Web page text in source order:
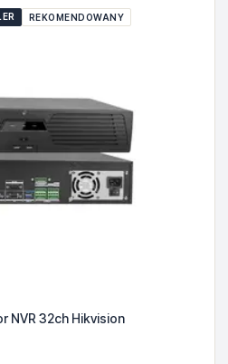
REKOMENDOWANY
NVR 32ch Hikvision